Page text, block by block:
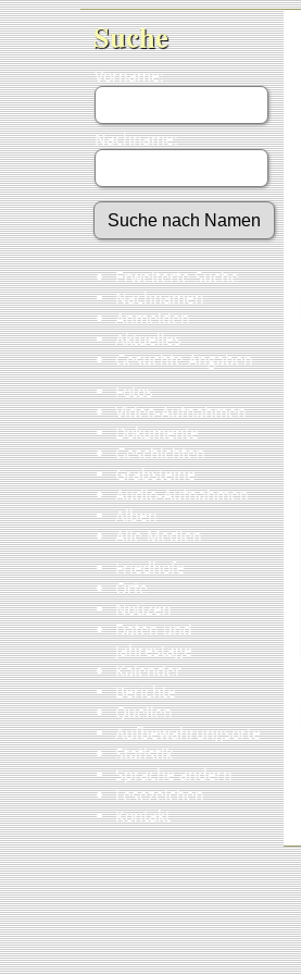
Suche
Vorname:
Nachname:
Erweiterte Suche
Nachnamen
Anmelden
Aktuelles
Gesuchte Angaben
Fotos
Video-Aufnahmen
Dokumente
Geschichten
Grabsteine
Audio-Aufnahmen
Alben
Alle Medien
Friedhöfe
Orte
Notizen
Daten und
Jahrestage
Kalender
Berichte
Quellen
Aufbewahrungsorte
Statistik
Sprache ändern
Lesezeichen
Kontakt